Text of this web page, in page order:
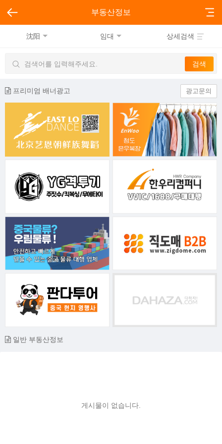
부동산정보
沈阳 임대 상세검색
프리미엄 배너광고 광고문의
일반 부동산정보
게시물이 없습니다.